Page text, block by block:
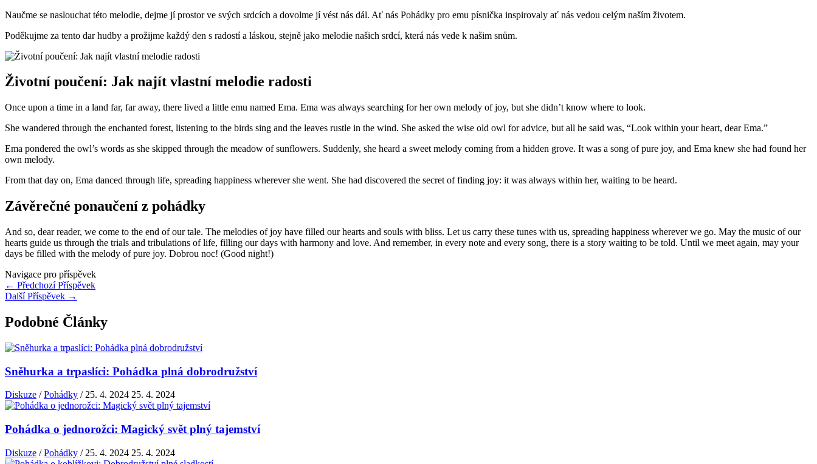
Naučme se naslouchat této melodie, dejme jí prostor ve svých srdcích a dovolme jí vést nás dál. Ať nás Pohádky pro emu písnička inspirovaly ať nás vedou celým naším životem.
Poděkujme za tento dar hudby a prožijme každý den s radostí a láskou, stejně jako melodie našich srdcí, která nás vede k našim snům.
Životní poučení: Jak najít vlastní melodie radosti
Once upon a time in a land far, far away, there lived a little emu named Ema. Ema was always searching for her own melody of joy, but she didn’t know where to look.
She wandered through the enchanted forest, listening to the birds sing and the leaves rustle in the wind. She asked the wise old owl for advice, but all he said was, “Look within your heart, dear Ema.”
Ema pondered the owl’s words as she skipped through the meadow of sunflowers. Suddenly, she heard a sweet melody coming from a hidden grove. It was a song of pure joy, and Ema knew she had found her
own melody.
From that day on, Ema danced through life, spreading happiness wherever she went. She had discovered the secret of finding joy: it was always within her, waiting to be heard.
Závěrečné ponaučení z pohádky
And so, dear reader, we come to the end of our tale. The melodies of joy have filled our hearts and souls with bliss. Let us carry these tunes with us, spreading happiness wherever we go. May the music of our
hearts guide us through the trials and tribulations of life, filling our days with harmony and love. And remember, in every note and every song, there is a story waiting to be told. Until we meet again, may your
days be filled with the melody of pure joy. Dobrou noc! (Good night!)
Navigace pro příspěvek
← Předchozí Příspěvek
Další Příspěvek →
Podobné Články
Sněhurka a trpaslíci: Pohádka plná dobrodružství
Diskuze /Pohádky / 25. 4. 2024 25. 4. 2024
Pohádka o jednorožci: Magický svět plný tajemství
Diskuze /Pohádky / 25. 4. 2024 25. 4. 2024